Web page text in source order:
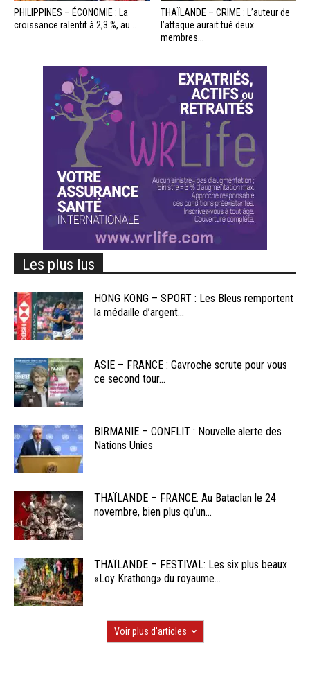
PHILIPPINES – ÉCONOMIE : La
croissance ralentit à 2,3 %, au...
THAÏLANDE – CRIME : L’auteur de
l’attaque aurait tué deux
membres...
Les plus lus
HONG KONG – SPORT : Les Bleus remportent
la médaille d’argent...
ASIE – FRANCE : Gavroche scrute pour vous
ce second tour...
BIRMANIE – CONFLIT : Nouvelle alerte des
Nations Unies
THAÏLANDE – FRANCE: Au Bataclan le 24
novembre, bien plus qu’un...
THAÏLANDE – FESTIVAL: Les six plus beaux
«Loy Krathong» du royaume...
Voir plus d'articles